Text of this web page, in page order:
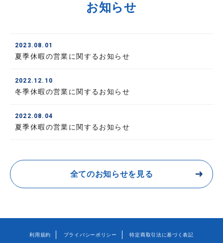
お知らせ
2023.08.01
夏季休暇の営業に関するお知らせ
2022.12.10
冬季休暇の営業に関するお知らせ
2022.08.04
夏季休暇の営業に関するお知らせ
全てのお知らせを見る
利用規約 プライバシーポリシー 特定商取引法に基づく表記